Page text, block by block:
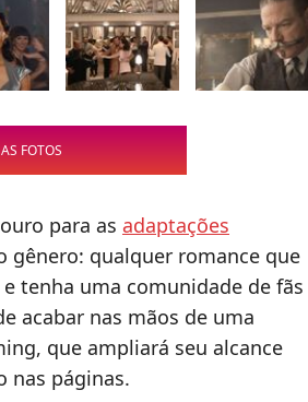
FOTOS
para as adaptações
gênero: qualquer romance que
tenha uma comunidade de fãs
acabar nas mãos de uma
que ampliará seu alcance
nas páginas.